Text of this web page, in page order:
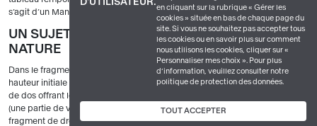
en cliquant sur la rubrique « Gérer les
cookies » située en bas de chaque page du
site. Si vous ne souhaitez pas accepter tous
les cookies ou en savoir plus sur comment
nous utilisons les cookies, cliquer sur «
Personnaliser mes choix ». Pour plus
d’information, veuillez consulter notre
politique de protection des données.
TOUT ACCEPTER
s’agit d’un Manet ou d’un Monet.
UN SUJET D’APPARENCE SIMPLE, EN PLEINE
NATURE
Dans le fragment de gauche image principale 2 , qui s’étend sur toute la
hauteur initiale du tableau, apparaît un homme de profil et deux femmes
de dos offrant le spectacle de leurs crinolines soutenant de larges basques
(une partie de vêtement qui descend au-dessous de la taille)
fragment de droite image principale 1 correspond au centre de la